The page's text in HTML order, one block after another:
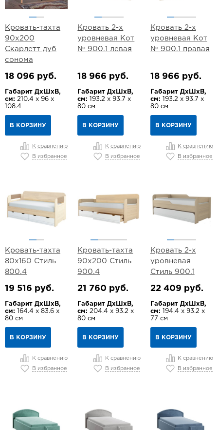
Кровать-тахта
90х200
Скарлетт дуб
сонома
18 096 руб.
Габарит ДхШхВ,
см: 210.4 х 96 х
108.4
В КОРЗИНУ
К сравнению
В избранное
Кровать 2-х
уровневая Кот
№ 900.1 левая
18 966 руб.
Габарит ДхШхВ,
см:
193.2 х 93.7 х
80 см
В КОРЗИНУ
К сравнению
В избранное
Кровать 2-х
уровневая Кот
№ 900.1 правая
18 966 руб.
Габарит ДхШхВ,
см: 193.2 х 93.7 х
80 см
В КОРЗИНУ
К сравнению
В избранное
Кровать-тахта
80х160 Стиль
800.4
19 516 руб.
Габарит ДхШхВ,
см: 164.4 х 83.6 х
80 см
В КОРЗИНУ
К сравнению
В избранное
Кровать-тахта
90х200 Стиль
900.4
21 760 руб.
Габарит ДхШхВ,
см: 204.4 х 93.2 х
80 см
В КОРЗИНУ
К сравнению
В избранное
Кровать 2-х
уровневая
Стиль 900.1
22 409 руб.
Габарит ДхШхВ,
см: 194.4 х 93.2 х
77 см
В КОРЗИНУ
К сравнению
В избранное